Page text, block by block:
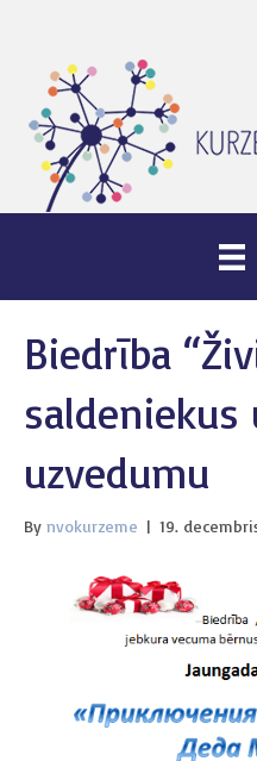
Biedrība
saldeniekus
uzvedumu
By nvokurzeme | 19.